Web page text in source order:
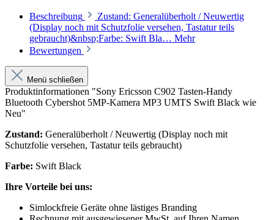
Beschreibung
Zustand: Generalüberholt / Neuwertig
(Display noch mit Schutzfolie versehen, Tastatur teils
gebraucht)&nbsp;Farbe: Swift Bla… Mehr
Bewertungen
Menü schließen
Produktinformationen "Sony Ericsson C902 Tasten-Handy
Bluetooth Cybershot 5MP-Kamera MP3 UMTS Swift Black wie
Neu"
Zustand: Generalüberholt / Neuwertig (Display noch mit
Schutzfolie versehen, Tastatur teils gebraucht)
Farbe: Swift Black
Ihre Vorteile bei uns:
Simlockfreie Geräte ohne lästiges Branding